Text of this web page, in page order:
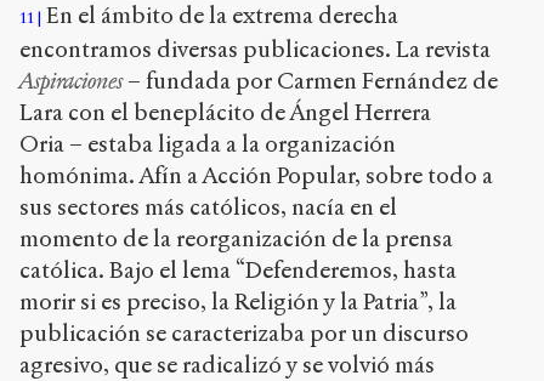
11 En el ámbito de la extrema derecha
encontramos diversas publicaciones. La revista
Aspiraciones– fundada por Carmen Fernández de
Lara con el beneplácito de Ángel Herrera
Oria – estaba ligada a la organización
homónima. Afín a Acción Popular, sobre todo a
sus sectores más católicos, nacía en el
momento de la reorganización de la prensa
católica. Bajo el lema “Defenderemos, hasta
morir si es preciso, la Religión y la Patria”, la
publicación se caracterizaba por un discurso
agresivo, que se radicalizó y se volvió más